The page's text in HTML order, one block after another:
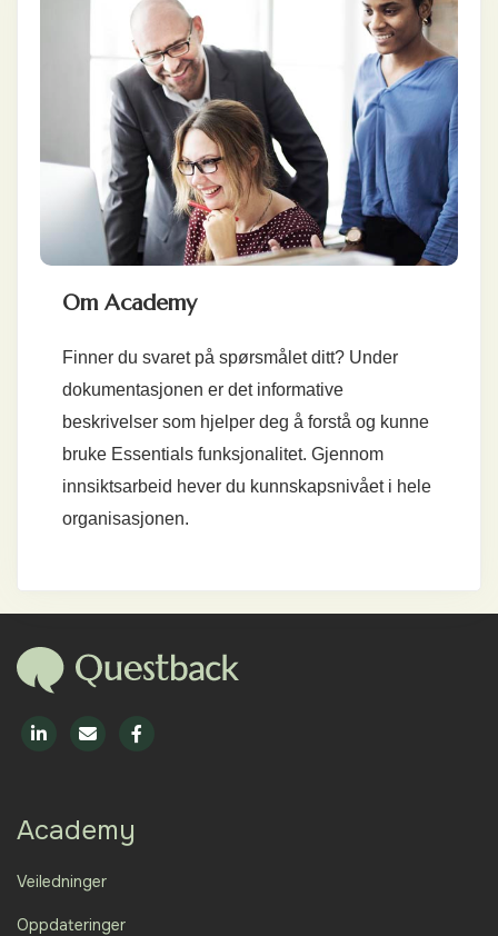
Om Academy
Finner du svaret på spørsmålet ditt? Under
dokumentasjonen er det informative
beskrivelser som hjelper deg å forstå og kunne
bruke Essentials funksjonalitet. Gjennom
innsiktsarbeid hever du kunnskapsnivået i hele
organisasjonen.
Academy
Veiledninger
Oppdateringer